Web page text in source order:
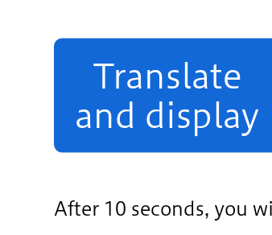
Translate
and display
After 10 seconds, you